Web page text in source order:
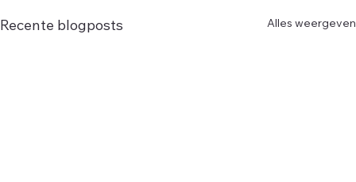
Recente blogposts Alles weergeven